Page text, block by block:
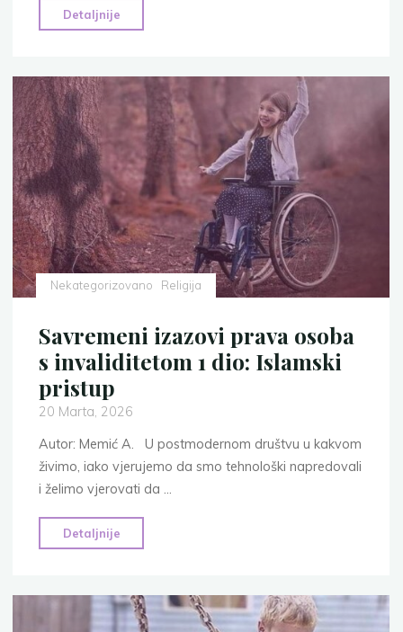
Detaljnije
činjenica
femicidu
koje
moramo
znati
i
kako
ga
spriječiti"
Nekategorizovano Religija
Savremeni izazovi prava osoba
s invaliditetom 1 dio: Islamski
pristup
20 Marta, 2026
Autor: Memić A. U postmodernom društvu u kakvom
živimo, iako vjerujemo da smo tehnološki napredovali
i želimo vjerovati da …
Detaljnije
izazovi
osoba